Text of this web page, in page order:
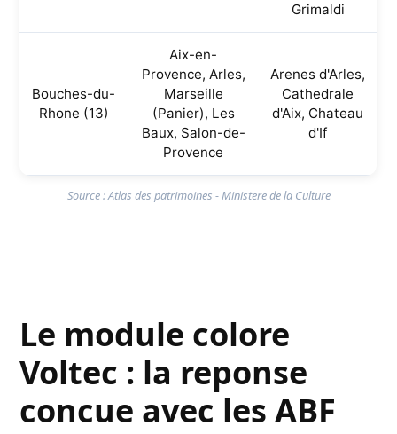
Grimaldi
Bouches-du-
Rhone (13)
Aix-en-
Provence, Arles,
Marseille
(Panier), Les
Baux, Salon-de-
Provence
Arenes d'Arles,
Cathedrale
d'Aix, Chateau
d'If
Source : Atlas des patrimoines - Ministere de la Culture
Le module colore
Voltec : la reponse
concue avec les ABF